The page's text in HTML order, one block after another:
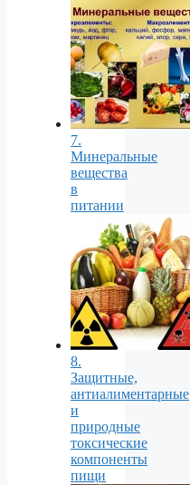
7.
Минеральные
вещества
в
питании
8.
Защитные,
антиалиментарные
и
природные
токсические
компоненты
пищи